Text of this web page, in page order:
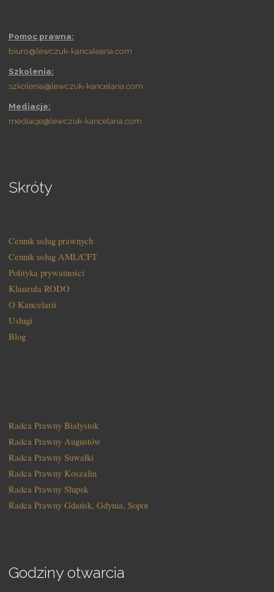
Pomoc prawna:
biuro@lewczuk-kancalearia.com
Szkolenia:
szkolenia@lewczuk-kancelaria.com
Mediacje:
mediacje@lewczuk-kancelaria.com
Skróty
Cennik usług prawnych
Cennik usług AML/CFT
Polityka prywatności
Klauzula RODO
O Kancelarii
Usługi
Blog
Radca Prawny Białystok
Radca Prawny Augustów
Radca Prawny Suwałki
Radca Prawny Koszalin
Radca Prawny Słupsk
Radca Prawny Gdańsk, Gdynia, Sopot
Godziny otwarcia